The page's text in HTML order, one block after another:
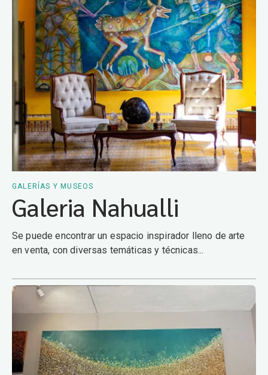
GALERÍAS Y MUSEOS
Galeria Nahualli
Se puede encontrar un espacio inspirador lleno de arte
en venta, con diversas temáticas y técnicas...